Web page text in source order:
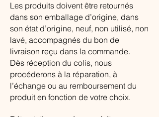
Les produits doivent être retournés
dans son emballage d’origine, dans
son état d’origine, neuf, non utilisé, non
lavé, accompagnés du bon de
livraison reçu dans la commande.
Dès réception du colis, nous
procéderons à la réparation, à
l’échange ou au remboursement du
produit en fonction de votre choix.